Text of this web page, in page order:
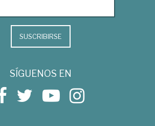
SUSCRIBIRSE
SÍGUENOS EN